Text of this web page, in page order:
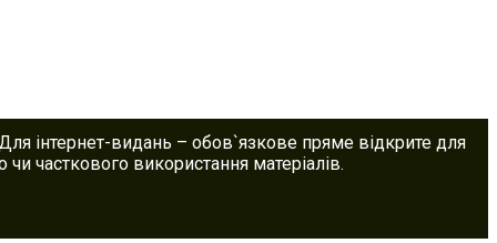
інтернет-видань – обов`язкове пряме відкрите для
часткового використання матеріалів.